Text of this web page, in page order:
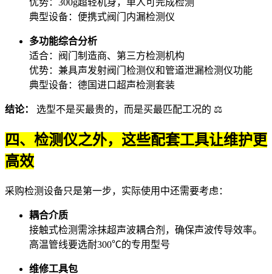
优势：300g超轻机身，单人可完成检测
典型设备： 便携式阀门内漏检测仪
多功能综合分析
适合：阀门制造商、第三方检测机构
优势：兼具声发射阀门检测仪和管道泄漏检测仪功能
典型设备：德国进口超声检测套装
结论： 选型不是买最贵的，而是买最匹配工况的 ⚖️
四、检测仪之外，这些配套工具让维护更
高效
采购检测设备只是第一步，实际使用中还需要考虑：
耦合介质
接触式检测需涂抹超声波耦合剂 ，确保声波传导效率。
高温管线要选耐300℃的专用型号
维修工具包